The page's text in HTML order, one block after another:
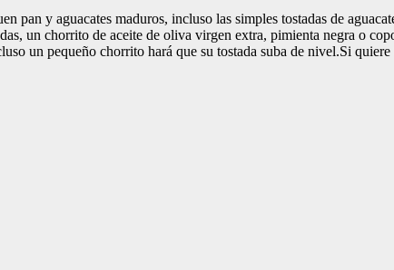
pan y aguacates maduros, incluso las simples tostadas de
un chorrito de aceite de oliva virgen extra, pimienta negra o
un pequeño chorrito hará que su tostada suba de nivel.Si